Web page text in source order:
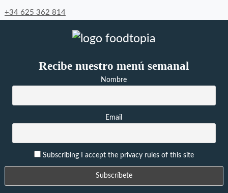
+34 625 362 814
Recibe nuestro menú semanal
Nombre
Email
Subscribing I accept the privacy rules of this site